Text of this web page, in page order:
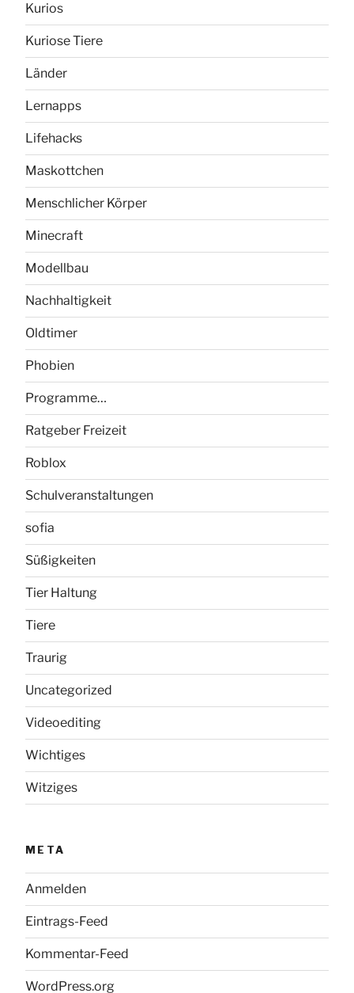
Kurios
Kuriose Tiere
Länder
Lernapps
Lifehacks
Maskottchen
Menschlicher Körper
Minecraft
Modellbau
Nachhaltigkeit
Oldtimer
Phobien
Programme…
Ratgeber Freizeit
Roblox
Schulveranstaltungen
sofia
Süßigkeiten
Tier Haltung
Tiere
Traurig
Uncategorized
Videoediting
Wichtiges
Witziges
META
Anmelden
Eintrags-Feed
Kommentar-Feed
WordPress.org